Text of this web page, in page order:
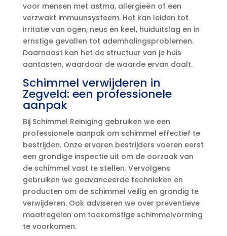
voor mensen met astma, allergieën of een
verzwakt immuunsysteem.​ Het kan leiden tot
irritatie van ogen, neus en keel, huiduitslag en in
ernstige gevallen tot ademhalingsproblemen.​
Daarnaast kan het de structuur van je huis
aantasten, waardoor de waarde ervan daalt.​
Schimmel verwijderen in
Zegveld: een professionele
aanpak
Bij Schimmel Reiniging gebruiken we een
professionele aanpak om schimmel effectief te
bestrijden.​ Onze ervaren bestrijders voeren eerst
een grondige inspectie uit om de oorzaak van
de schimmel vast te stellen.​ Vervolgens
gebruiken we geavanceerde technieken en
producten om de schimmel veilig en grondig te
verwijderen.​ Ook adviseren we over preventieve
maatregelen om toekomstige schimmelvorming
te voorkomen.​